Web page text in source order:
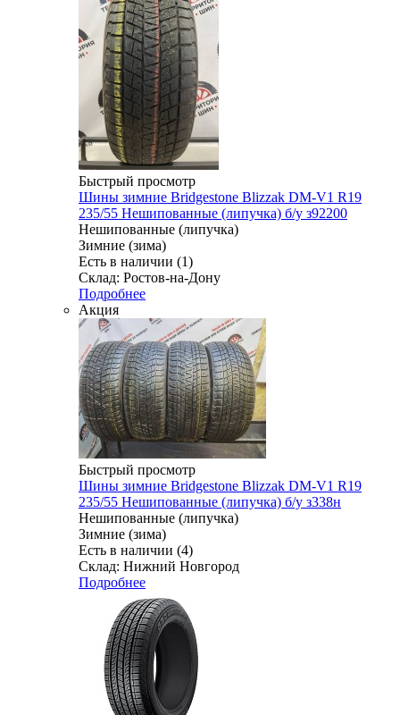
Быстрый просмотр
Шины зимние Bridgestone Blizzak DM-V1 R19
235/55 Нешипованные (липучка) б/у з92200
Нешипованные (липучка)
Зимние (зима)
Есть в наличии (1)
Склад: Ростов-на-Дону
Подробнее
Акция
Быстрый просмотр
Шины зимние Bridgestone Blizzak DM-V1 R19
235/55 Нешипованные (липучка) б/у з338н
Нешипованные (липучка)
Зимние (зима)
Есть в наличии (4)
Склад: Нижний Новгород
Подробнее